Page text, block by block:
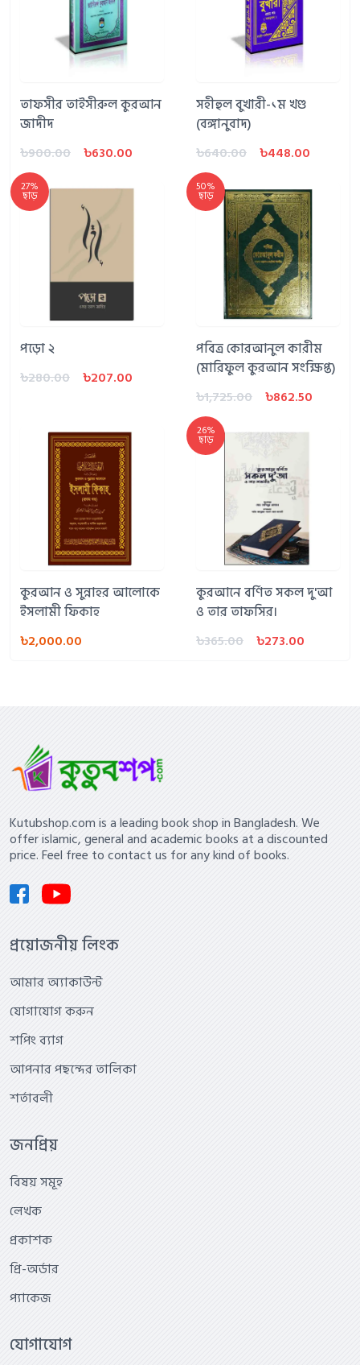
তাফসীর তাইসীরুল কুরআন
জাদীদ
৳900.00
৳630.00
সহীহুল বুখারী-১ম খণ্ড
(বঙ্গানুবাদ)
৳640.00
৳448.00
27%
ছাড়
পড়ো ২
৳280.00
৳207.00
50%
ছাড়
পবিত্র কোরআনুল কারীম
(মারিফুল কুরআন সংক্ষিপ্ত)
৳1,725.00
৳862.50
কুরআন ও সুন্নাহর আলোকে
ইসলামী ফিকাহ
৳2,000.00
26%
ছাড়
কুরআনে বর্ণিত সকল দু'আ
ও তার তাফসির।
৳365.00
৳273.00
Kutubshop.com is a leading book shop in Bangladesh. We
offer islamic, general and academic books at a discounted
price. Feel free to contact us for any kind of books.
প্রয়োজনীয় লিংক
আমার অ্যাকাউন্ট
যোগাযোগ করুন
শপিং ব্যাগ
আপনার পছন্দের তালিকা
শর্তাবলী
জনপ্রিয়
বিষয় সমূহ
লেখক
প্রকাশক
প্রি-অর্ডার
প্যাকেজ
যোগাযোগ